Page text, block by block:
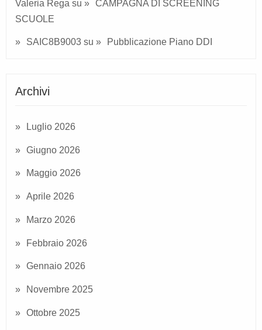
Valeria Rega su
CAMPAGNA DI SCREENING
SCUOLE
SAIC8B9003 su Pubblicazione Piano DDI
Archivi
Luglio 2026
Giugno 2026
Maggio 2026
Aprile 2026
Marzo 2026
Febbraio 2026
Gennaio 2026
Novembre 2025
Ottobre 2025